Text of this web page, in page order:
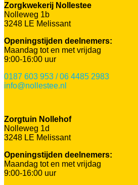
Zorgkwekerij Nollestee
Nolleweg 1b
3248 LE Melissant
Openingstijden deelnemers:
Maandag tot en met vrijdag
9:00-16:00 uur
0187 603 953 / 06 4485 2983
info@nollestee.nl
Zorgtuin Nollehof
Nolleweg 1d
3248 LE Melissant
Openingstijden deelnemers:
Maandag tot en met vrijdag
9:00-16:00 uur